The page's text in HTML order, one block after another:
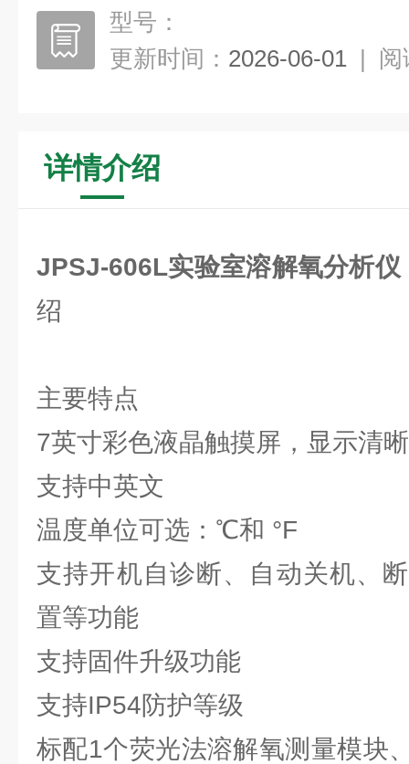
型号：
更新时间： 2026-06-01 | 阅
详情介绍
JPSJ-606L实验室溶解氧分析仪
绍
主要特点
7英寸彩色液晶触摸屏，显示清晰
支持中英文
温度单位可选：℃和 °F
支持开机自诊断、自动关机、
置等功能
支持固件升级功能
支持IP54防护等级
标配1个荧光法溶解氧测量模块